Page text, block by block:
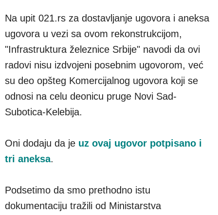
Na upit 021.rs za dostavljanje ugovora i aneksa
ugovora u vezi sa ovom rekonstrukcijom,
"Infrastruktura železnice Srbije" navodi da ovi
radovi nisu izdvojeni posebnim ugovorom, već
su deo opšteg Komercijalnog ugovora koji se
odnosi na celu deonicu pruge Novi Sad-
Subotica-Kelebija.
Oni dodaju da je uz ovaj ugovor potpisano i
tri aneksa.
Podsetimo da smo prethodno istu
dokumentaciju tražili od Ministarstva